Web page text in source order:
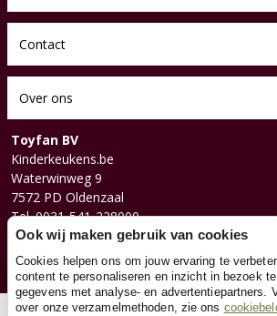
Contact
Over ons
Toyfan BV
Kinderkeukens.be
Waterwinweg 9
7572 PD Oldenzaal
Tel. 0031-541-228000
Facebook
Instagram
Ook wij maken gebruik van cookies
Cookies helpen ons om jouw ervaring te
content te personaliseren en inzicht in bezoek
gegevens met analyse- en advertentiepartners.
over onze verzamelmethoden, zie ons